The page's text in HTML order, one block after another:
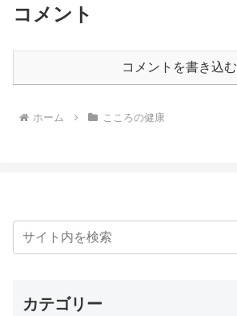
コメント
コメントを書き込む
ホーム こころの健康
カテゴリー